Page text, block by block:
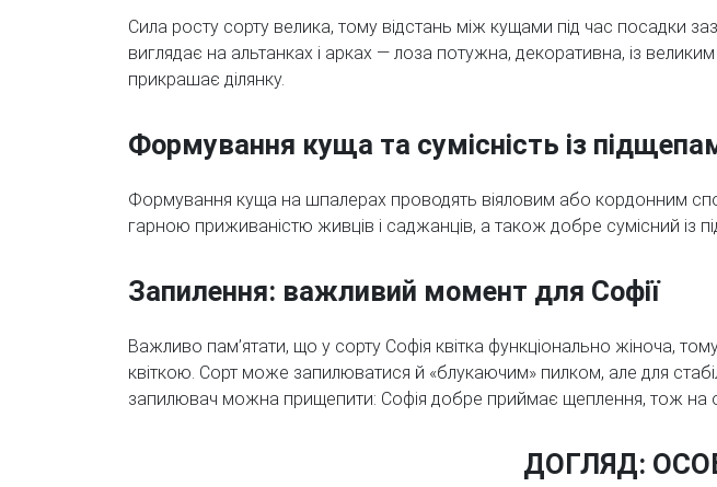
Сила росту сорту велика, тому відстань між кущами під час посадки
виглядає на альтанках і арках — лоза потужна, декоративна, із
прикрашає ділянку.
Формування куща та сумісність із
Формування куща на шпалерах проводять віяловим або кордонним
гарною приживаністю живців і саджанців, а також добре сумісний із
Запилення: важливий момент для Софії
Важливо пам’ятати, що у сорту Софія квітка функціонально жіноча,
квіткою. Сорт може запилюватися й «блукаючим» пилком, але для
запилювач можна прищепити: Софія добре приймає щеплення, тож на
ДОГЛЯД: